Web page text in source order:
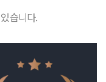
습니다.